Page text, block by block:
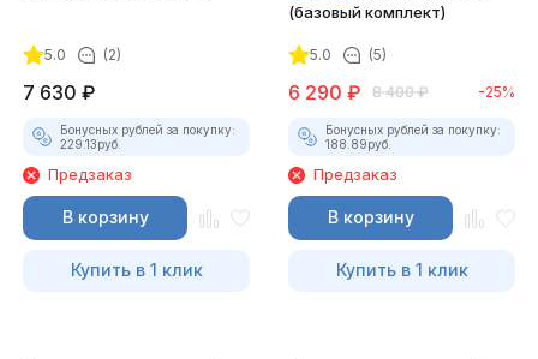
5.0 (2)
7 630 ₽
Бонусных рублей за покупку:
229.13руб.
Предзаказ
В корзину
Купить в 1 клик
(базовый комплект)
5.0 (5)
6 290 ₽ 8 400 ₽ -25%
Бонусных рублей за покупку:
188.89руб.
Предзаказ
В корзину
Купить в 1 клик